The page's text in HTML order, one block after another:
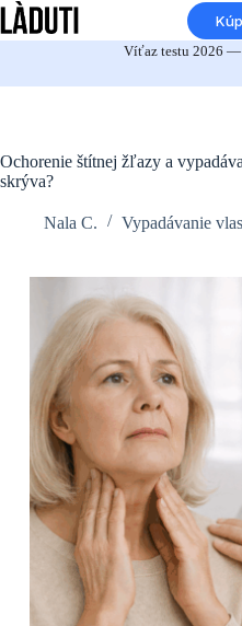
Prejsť
na
Víťaz testu 2026 —
Ochorenie štítnej žľazy a
skrýva?
Nala C. Vypadávanie